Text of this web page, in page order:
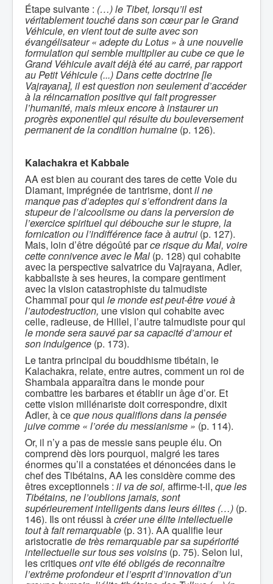
Étape suivante : (…) le Tibet, lorsqu’il est
véritablement touché dans son cœur par le Grand
Véhicule, en vient tout de suite avec son
évangélisateur « adepte du Lotus » à une nouvelle
formulation qui semble multiplier au cube ce que le
Grand Véhicule avait déjà été au carré, par rapport
au Petit Véhicule (...) Dans cette doctrine [le
Vajrayana], il est question non seulement d’accéder
à la réincarnation positive qui fait progresser
l’humanité, mais mieux encore à instaurer un
progrès exponentiel qui résulte du bouleversement
permanent de la condition humaine (p. 126).
Kalachakra et Kabbale
AA est bien au courant des tares de cette Voie du
Diamant, imprégnée de tantrisme, dontil ne
manque pas d’adeptes qui s’effondrent dans la
stupeur de l’alcoolisme ou dans la perversion de
l’exercice spirituel qui débouche sur le stupre, la
fornication ou l’indifférence face à autrui (p. 127).
Mais, loin d’être dégoûté parce risque du Mal, voire
cette connivence avec le Mal (p. 128) qui cohabite
avec la perspective salvatrice du Vajrayana, Adler,
kabbaliste à ses heures, la compare gentiment
avec la vision catastrophiste du talmudiste
Chammaï pour qui le monde est peut-être voué à
l’autodestruction, une vision qui cohabite avec
celle, radieuse, de Hillel, l’autre talmudiste pour qui
le monde sera sauvé par sa capacité d’amour et
son indulgence (p. 173).
Le tantra principal du bouddhisme tibétain, le
Kalachakra, relate, entre autres, comment un roi de
Shambala apparaîtra dans le monde pour
combattre les barbares et établir un âge d’or. Et
cette vision millénariste doit correspondre, dixit
Adler, à ceque nous qualifions dans la pensée
juive comme « l’orée du messianisme » (p. 114).
Or, il n’y a pas de messie sans peuple élu. On
comprend dès lors pourquoi, malgré les tares
énormes qu’il a constatées et dénoncées dans le
chef des Tibétains, AA les considère comme des
êtres exceptionnels : il va de soi, affirme-t-il, que les
Tibétains, ne l’oublions jamais, sont
supérieurement intelligents dans leurs élites (…) (p.
146). Ils ont réussi àcréer une élite intellectuelle
tout à fait remarquable (p. 31). AA qualifie leur
aristocratiede très remarquable par sa supériorité
intellectuelle sur tous ses voisins (p. 75). Selon lui,
les critiquesont vite été obligés de reconnaître
l’extrême profondeur et l’esprit d’innovation d’un